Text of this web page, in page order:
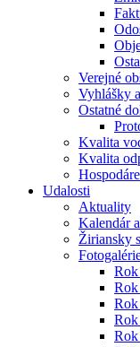
Verejné
Vyhlášky
Ostatné
Kvalita
Kvalita
Udalosti
Aktuality
Kalendár
Žiriansky
Rok